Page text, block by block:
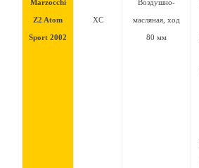
Marzocchi
Z2 Atom
Sport 2002
XC
Воздушно-
масляная, ход
80 мм